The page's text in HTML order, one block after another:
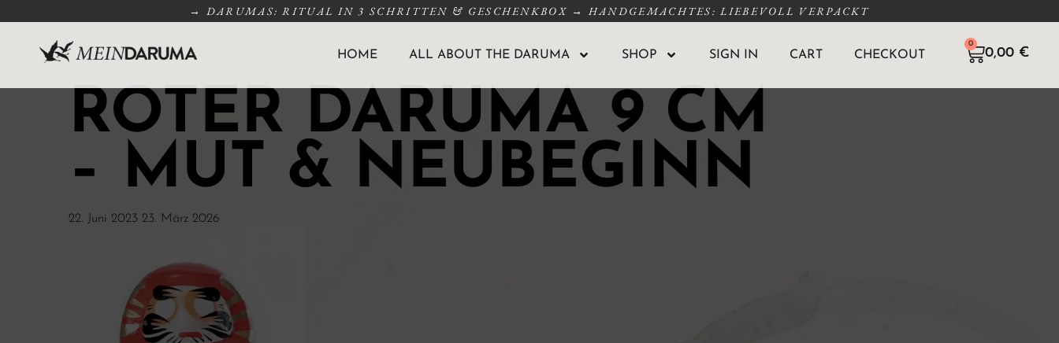
→ DARUMAS: RITUAL IN 3 SCHRITTEN & GESCHENKBOX → HANDGEMACHTES: LIEBEVOLL VERPACKT
HOME ALL ABOUT THE DARUMA SHOP SIGN IN CART CHECKOUT 0,00 €
0
ROTER DARUMA 9 CM
– MUT & NEUBEGINN
22. Juni 2023 23. März 2026